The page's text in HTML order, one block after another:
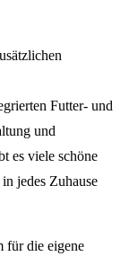
Futter- und
und
es viele schöne
jedes Zuhause
für die eigene